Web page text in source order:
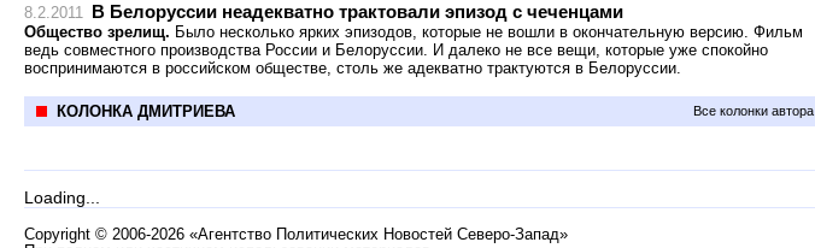
8.2.2011 В Белоруссии неадекватно трактовали эпизод с чеченцами
Общество зрелищ. Было несколько ярких эпизодов, которые не вошли в окончательную версию. Фильм
ведь совместного производства России и Белоруссии. И далеко не все вещи, которые уже спокойно
воспринимаются в российском обществе, столь же адекватно трактуются в Белоруссии.
КОЛОНКА ДМИТРИЕВА Все колонки автора
Loading...
Copyright © 2006-2026 «Агентство Политических Новостей Северо-Запад»